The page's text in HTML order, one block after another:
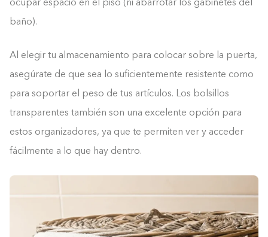
ocupar espacio en el piso (ni abarrotar los gabinetes del
baño).
Al elegir tu almacenamiento para colocar sobre la puerta,
asegúrate de que sea lo suficientemente resistente como
para soportar el peso de tus artículos. Los bolsillos
transparentes también son una excelente opción para
estos organizadores, ya que te permiten ver y acceder
fácilmente a lo que hay dentro.